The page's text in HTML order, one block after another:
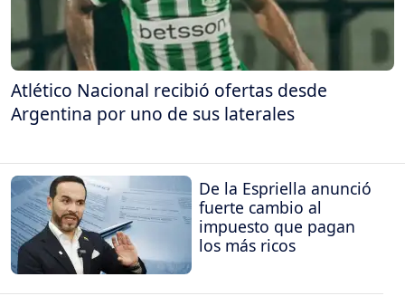
Atlético Nacional recibió ofertas desde
Argentina por uno de sus laterales
De la Espriella anunció
fuerte cambio al
impuesto que pagan
los más ricos